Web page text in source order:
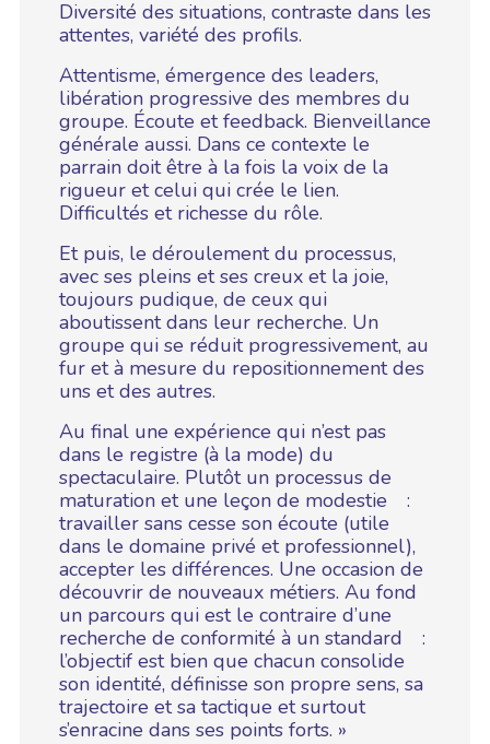
Diversité des situations, contraste dans les
attentes, variété des profils.
Attentisme, émergence des leaders,
libération progressive des membres du
groupe. Écoute et feedback. Bienveillance
générale aussi. Dans ce contexte le
parrain doit être à la fois la voix de la
rigueur et celui qui crée le lien.
Difficultés et richesse du rôle.
Et puis, le déroulement du processus,
avec ses pleins et ses creux et la joie,
toujours pudique, de ceux qui
aboutissent dans leur recherche. Un
groupe qui se réduit progressivement, au
fur et à mesure du repositionnement des
uns et des autres.
Au final une expérience qui n’est pas
dans le registre (à la mode) du
spectaculaire. Plutôt un processus de
maturation et une leçon de modestie :
travailler sans cesse son écoute (utile
dans le domaine privé et professionnel),
accepter les différences. Une occasion de
découvrir de nouveaux métiers. Au fond
un parcours qui est le contraire d’une
recherche de conformité à un standard :
l’objectif est bien que chacun consolide
son identité, définisse son propre sens, sa
trajectoire et sa tactique et surtout
s’enracine dans ses points forts. »